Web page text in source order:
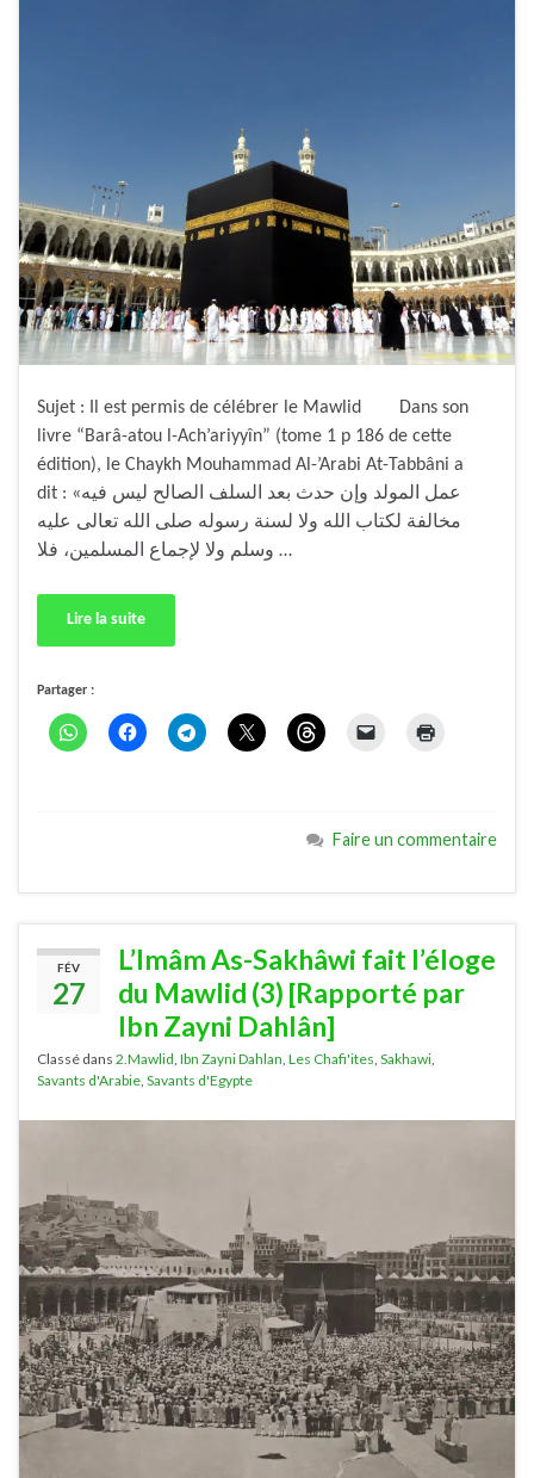
Sujet : Il est permis de célébrer le Mawlid Dans son
livre “Barâ-atou l-Ach’ariyyîn” (tome 1 p 186 de cette
édition), le Chaykh Mouhammad Al-’Arabi At-Tabbâni a
dit : «عمل المولد وإن حدث بعد السلف الصالح ليس فيه
مخالفة لكتاب الله ولا لسنة رسوله صلى الله تعالى عليه
وسلم ولا لإجماع المسلمين، فلا …
Lire la suite
Partager :
Faire un commentaire
FÉV
27
L’Imâm As-Sakhâwi fait l’éloge
du Mawlid (3) [Rapporté par
Ibn Zayni Dahlân]
Classé dans 2.Mawlid, Ibn Zayni Dahlan, Les Chafi'ites, Sakhawi,
Savants d'Arabie, Savants d'Egypte